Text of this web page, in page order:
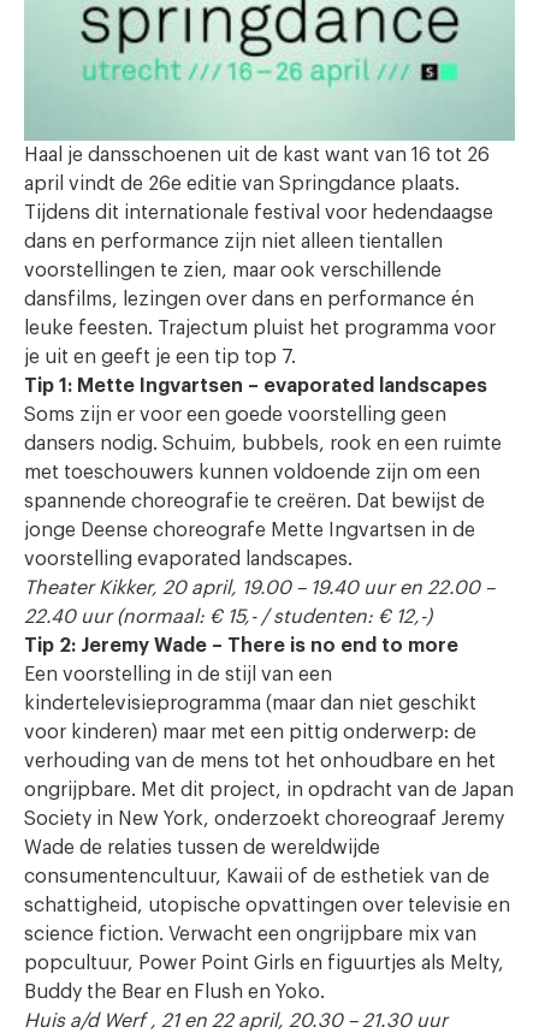
Haal je dansschoenen uit de kast want van 16 tot 26
april vindt de 26e editie van Springdance plaats.
Tijdens dit internationale festival voor hedendaagse
dans en performance zijn niet alleen tientallen
voorstellingen te zien, maar ook verschillende
dansfilms, lezingen over dans en performance én
leuke feesten. Trajectum pluist het programma voor
je uit en geeft je een tip top 7.
Tip 1: Mette Ingvartsen – evaporated landscapes
Soms zijn er voor een goede voorstelling geen
dansers nodig. Schuim, bubbels, rook en een ruimte
met toeschouwers kunnen voldoende zijn om een
spannende choreografie te creëren. Dat bewijst de
jonge Deense choreografe Mette Ingvartsen in de
voorstelling evaporated landscapes.
Theater Kikker, 20 april, 19.00 – 19.40 uur en 22.00 –
22.40 uur (normaal: € 15,- / studenten: € 12,-)
Tip 2: Jeremy Wade – There is no end to more
Een voorstelling in de stijl van een
kindertelevisieprogramma (maar dan niet geschikt
voor kinderen) maar met een pittig onderwerp: de
verhouding van de mens tot het onhoudbare en het
ongrijpbare. Met dit project, in opdracht van de Japan
Society in New York, onderzoekt choreograaf Jeremy
Wade de relaties tussen de wereldwijde
consumentencultuur, Kawaii of de esthetiek van de
schattigheid, utopische opvattingen over televisie en
science fiction. Verwacht een ongrijpbare mix van
popcultuur, Power Point Girls en figuurtjes als Melty,
Buddy the Bear en Flush en Yoko.
Huis a/d Werf , 21 en 22 april, 20.30 – 21.30 uur